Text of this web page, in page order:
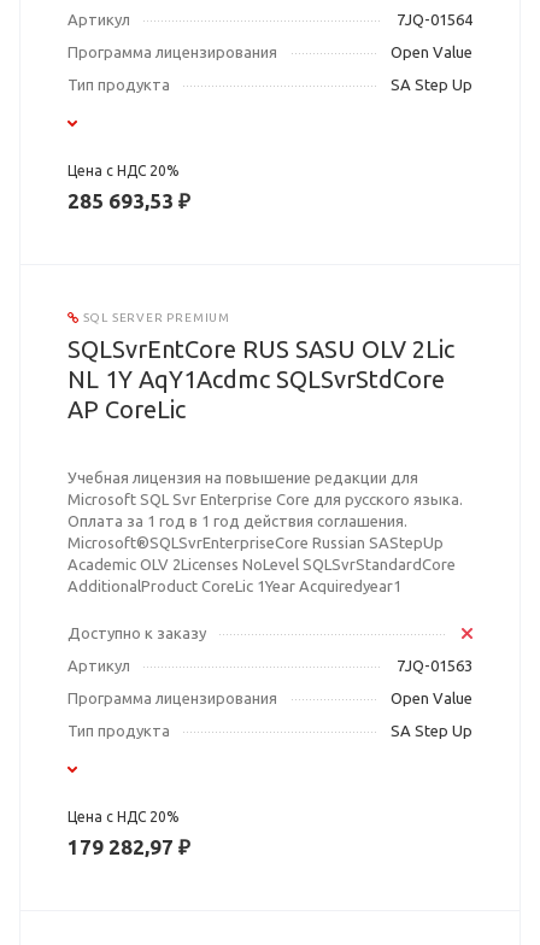
Артикул
7JQ-01564
Программа лицензирования
Open Value
Тип продукта
SA Step Up
Цена с НДС 20%
285 693,53 ₽
SQL SERVER PREMIUM
SQLSvrEntCore RUS SASU OLV 2Lic
NL 1Y AqY1Acdmc SQLSvrStdCore
AP CoreLic
Учебная лицензия на повышение редакции для
Microsoft SQL Svr Enterprise Core для русского языка.
Оплата за 1 год в 1 год действия соглашения.
Microsoft®SQLSvrEnterpriseCore Russian SAStepUp
Academic OLV 2Licenses NoLevel SQLSvrStandardCore
AdditionalProduct CoreLic 1Year Acquiredyear1
Доступно к заказу
Артикул
7JQ-01563
Программа лицензирования
Open Value
Тип продукта
SA Step Up
Цена с НДС 20%
179 282,97 ₽